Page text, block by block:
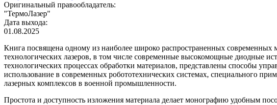
Оригинальный правообладатель:
"ТермоЛазер"
Дата выхода:
01.08.2025
Книга посвящена одному из наиболее широко распространенных
технологических лазеров, в том числе современные высокомощные диодные
технологических процессах обработки материалов, представлены способы
использование в современных робототехнических системах, специального
лазерных комплексов в военной промышленности.
Простота и доступность изложения материала делает монографию удобным